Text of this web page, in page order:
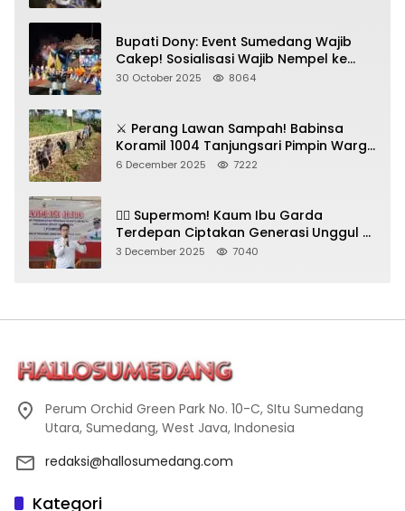
Bupati Dony: Event Sumedang Wajib
Cakep! Sosialisasi Wajib Nempel ke
Seni Budaya!
30 October 2025 8064
⚔️ Perang Lawan Sampah! Babinsa
Koramil 1004 Tanjungsari Pimpin Warga
Bersihkan Gorong-Gorong & Plastik
6 December 2025 7222
🦸‍♀️ Supermom! Kaum Ibu Garda
Terdepan Ciptakan Generasi Unggul di
Sumedang
3 December 2025 7040
Perum Orchid Green Park No. 10-C, SItu Sumedang
Utara, Sumedang, West Java, Indonesia
redaksi@hallosumedang.com
Kategori